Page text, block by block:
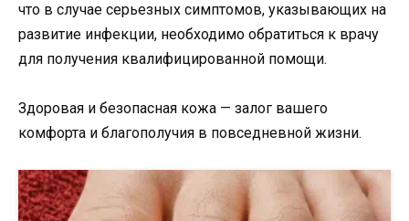
что в случае серьезных симптомов, указывающих на
развитие инфекции, необходимо обратиться к врачу
для получения квалифицированной помощи.
Здоровая и безопасная кожа — залог вашего
комфорта и благополучия в повседневной жизни.